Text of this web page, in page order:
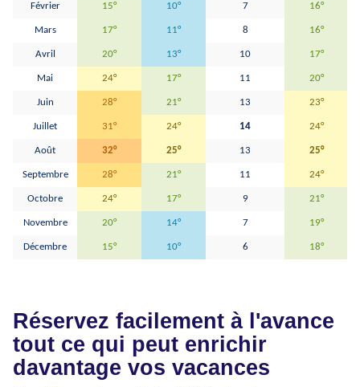
Février 15° 10° 7 16°
Mars 17° 11° 8 16°
Avril 20° 13° 10 17°
Mai 24° 17° 11 20°
Juin 28° 21° 13 23°
Juillet 31° 24° 14 24°
Août 32° 25° 13 25°
Septembre 28° 21° 11 24°
Octobre 24° 17° 9 21°
Novembre 20° 14° 7 19°
Décembre 15° 10° 6 18°
Réservez facilement à l'avance
tout ce qui peut enrichir
davantage vos vacances